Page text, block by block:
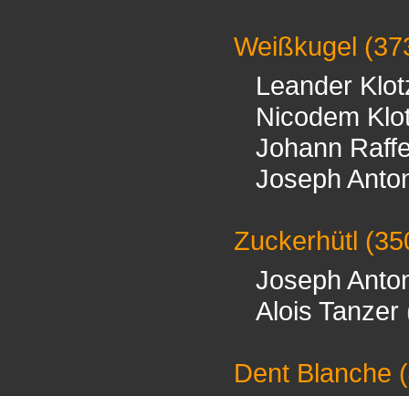
Weißkugel
Leander
Nicodem
Johann
Joseph
Zuckerhütl
Joseph
Alois Tanzer
Dent Blanche